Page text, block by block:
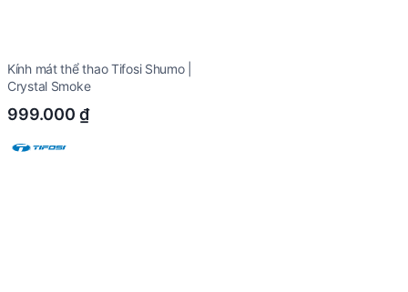
Kính mát thể thao Tifosi Shumo |
Crystal Smoke
999.000 ₫